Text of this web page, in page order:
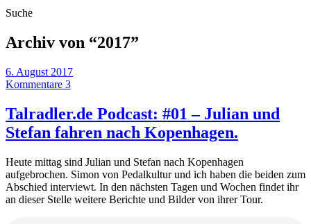
Suche
Archiv von “2017”
6. August 2017
Kommentare 3
Talradler.de Podcast: #01 – Julian und
Stefan fahren nach Kopenhagen.
Heute mittag sind Julian und Stefan nach Kopenhagen
aufgebrochen. Simon von Pedalkultur und ich haben die beiden zum
Abschied interviewt. In den nächsten Tagen und Wochen findet ihr
an dieser Stelle weitere Berichte und Bilder von ihrer Tour.